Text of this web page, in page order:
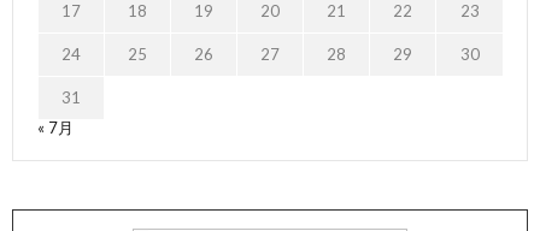
17 18 19 20 21 22 23
24 25 26 27 28 29 30
31
« 7月